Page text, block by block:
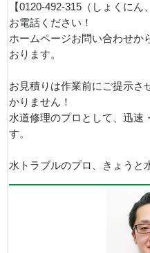
【0120-492-315（しょくに
お電話ください！
ホームページお問い合わせか
おります。
お見積りは作業前にご提示さ
かりません！
水道修理のプロとして、迅速
す。
水トラブルのプロ、きょう